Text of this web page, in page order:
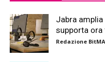
Jabra
supporta
Redazione